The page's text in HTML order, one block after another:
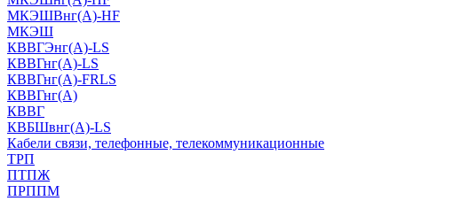
МКЭШВнг(А)-HF
МКЭШ
КВВГЭнг(А)-LS
КВВГнг(А)-LS
КВВГнг(А)-FRLS
КВВГнг(А)
КВВГ
КВБШвнг(А)-LS
Кабели связи, телефонные, телекоммуникационные
ТРП
ПТПЖ
ПРППМ